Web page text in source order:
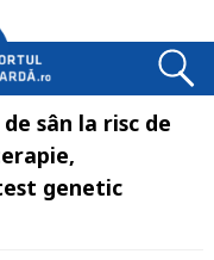
sân la risc de
genetic